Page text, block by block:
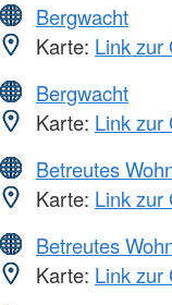
Bergwacht
Karte: Link zur
Bergwacht
Karte: Link zur
Betreutes
Karte: Link zur
Betreutes
Karte: Link zur